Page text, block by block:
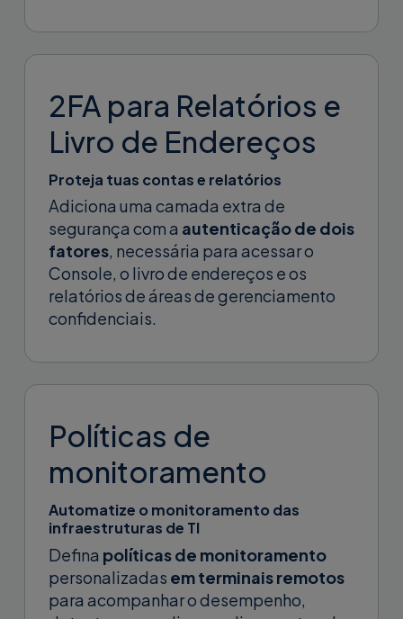
2FA para Relatórios e
Livro de Endereços
Proteja tuas contas e relatórios
Adiciona uma camada extra de
segurança com a autenticação de dois
fatores, necessária para acessar o
Console, o livro de endereços e os
relatórios de áreas de gerenciamento
confidenciais.
Políticas de
monitoramento
Automatize o monitoramento das
infraestruturas de TI
Defina políticas de monitoramento
personalizadas em terminais remotos
para acompanhar o desempenho,